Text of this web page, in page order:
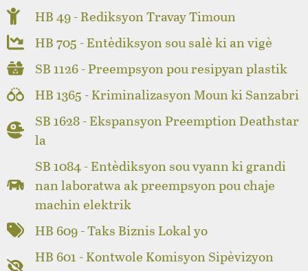
HB 49 - Rediksyon Travay Timoun
HB 705 - Entèdiksyon sou salè ki an vigè
SB 1126 - Preempsyon pou resipyan plastik
HB 1365 - Kriminalizasyon Moun ki Sanzabri
SB 1628 - Ekspansyon Preemption Deathstar
la
SB 1084 - Entèdiksyon sou vyann ki grandi
nan laboratwa ak preempsyon pou chaje
machin elektrik
HB 609 - Taks Biznis Lokal yo
HB 601 - Kontwole Komisyon Sipèvizyon